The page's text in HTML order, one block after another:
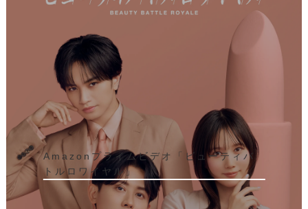
Amazonプライムビデオ「ビューティバ
トルロワイヤル」